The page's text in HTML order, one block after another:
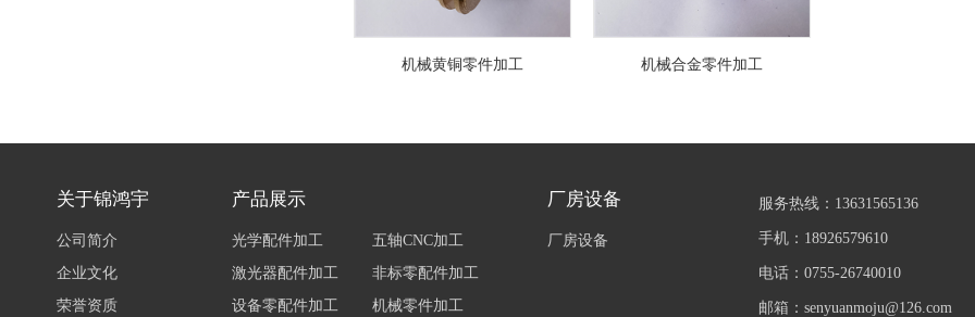
机械黄铜零件加工 机械合金零件加工
关于锦鸿宇
公司简介
企业文化
荣誉资质
产品展示
光学配件加工
五轴CNC加工
激光器配件加工
非标零配件加工
设备零配件加工
机械零件加工
厂房设备
厂房设备
服务热线：13631565136
手机：18926579610
电话：0755-26740010
邮箱：senyuanmoju@126.com